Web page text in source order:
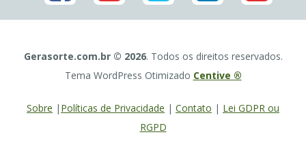
Gerasorte.com.br © 2026. Todos os direitos reservados.
Tema WordPress Otimizado Centive ®
Sobre | Políticas de Privacidade | Contato | Lei GDPR ou
RGPD